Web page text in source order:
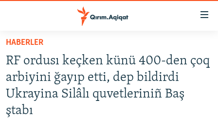
Esas
qaytmaq
Baş
navigatsiyağa
qaytmaq
Qıdıruvğa
HABERLER
SİYASET
İQTİSADİYAT
CEMİYET
HABERLER
RF ordusı keçken künü 400-den çoq
arbiyini ğayıp etti, dep bildirdi
Ukrayina Silâlı quvetleriniñ Baş
ştabı